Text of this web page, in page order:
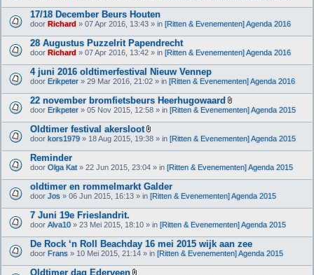
17/18 December Beurs Houten
door Richard » 07 Apr 2016, 13:43 » in [Ritten & Evenementen] Agenda 2016
28 Augustus Puzzelrit Papendrecht
door Richard » 07 Apr 2016, 13:42 » in [Ritten & Evenementen] Agenda 2016
4 juni 2016 oldtimerfestival Nieuw Vennep
door Erikpeter » 29 Mar 2016, 21:02 » in [Ritten & Evenementen] Agenda 2016
22 november bromfietsbeurs Heerhugowaard
B
j
a
g
(
door Erikpeter » 05 Nov 2015, 12:58 » in [Ritten & Evenementen] Agenda 2015
Oldtimer festival akersloot
B
j
a
g
e
(
door kors1979 » 18 Aug 2015, 19:38 » in [Ritten & Evenementen] Agenda 2015
Reminder
door Olga Kat » 22 Jun 2015, 23:04 » in [Ritten & Evenementen] Agenda 2015
oldtimer en rommelmarkt Galder
door Jos » 06 Jun 2015, 16:13 » in [Ritten & Evenementen] Agenda 2015
7 Juni 19e Frieslandrit.
door Alva10 » 23 Mei 2015, 18:10 » in [Ritten & Evenementen] Agenda 2015
De Rock ‘n Roll Beachday 16 mei 2015 wijk aan zee
door Frans » 10 Mei 2015, 21:14 » in [Ritten & Evenementen] Agenda 2015
Oldtimer dag Ederveen